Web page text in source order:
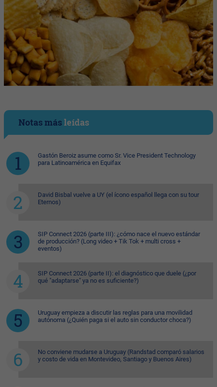
Notas másleídas
Gastón Beroiz asume como Sr. Vice President Technology
para Latinoamérica en Equifax
David Bisbal vuelve a UY (el ícono español llega con su tour
Eternos)
SIP Connect 2026 (parte III): ¿cómo nace el nuevo estándar
de producción? (Long video + Tik Tok + multi cross +
eventos)
SIP Connect 2026 (parte II): el diagnóstico que duele (¿por
qué "adaptarse" ya no es suficiente?)
Uruguay empieza a discutir las reglas para una movilidad
autónoma (¿Quién paga si el auto sin conductor choca?)
No conviene mudarse a Uruguay (Randstad comparó salarios
y costo de vida en Montevideo, Santiago y Buenos Aires)